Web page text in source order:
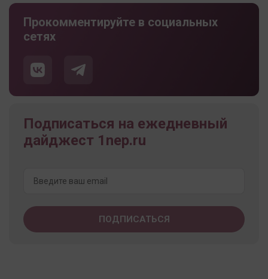
Прокомментируйте в социальных
сетях
Подписаться на ежедневный
дайджест 1nep.ru